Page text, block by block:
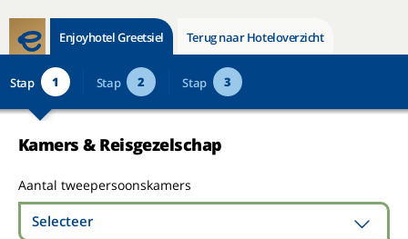
Enjoyhotel Greetsiel Terug naar Hoteloverzicht
Stap 1 Stap 2 Stap 3
Kamers & Reisgezelschap
Aantal tweepersoonskamers
Selecteer